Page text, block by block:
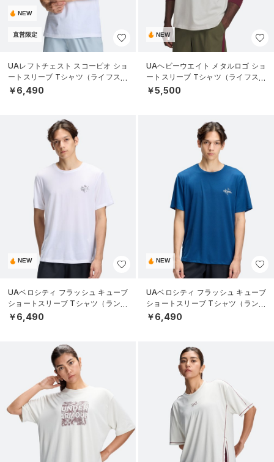
NEW
直営限定
UAレフトチェスト スコーピオ ショ
ートスリーブ Tシャツ（ライフスタ
イル/MEN）
￥6,490
NEW
UAヘビーウエイト メタルロゴ ショ
ートスリーブ Tシャツ（ライフスタ
イル/MEN）
￥5,500
NEW
UAベロシティ フラッシュ キューブ
ショートスリーブ Tシャツ（ランニ
ング/MEN）
￥6,490
NEW
UAベロシティ フラッシュ キューブ
ショートスリーブ Tシャツ（ランニ
ング/MEN）
￥6,490